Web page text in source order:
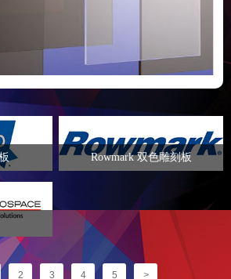
Rowmark 双色雕刻板
2 3 4 5 >